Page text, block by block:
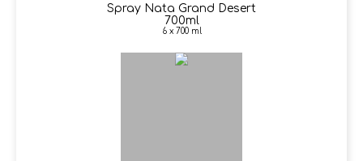
Spray Nata Grand Desert
700ml
6 x 700 ml